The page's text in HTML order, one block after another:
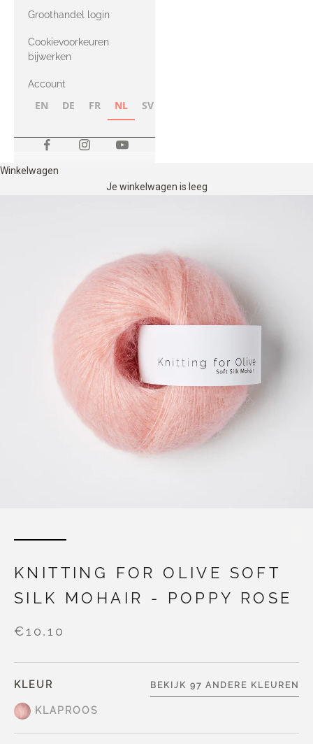
met Heavy
Merino
Groothandel login
Cookievoorkeuren
bijwerken
Account
EN DE FR NL SV
Winkelwagen
Je winkelwagen is leeg
KNITTING FOR OLIVE SOFT
SILK MOHAIR - POPPY ROSE
€10,10
KLEUR
KLAPROOS
BEKIJK 97 ANDERE KLEUREN